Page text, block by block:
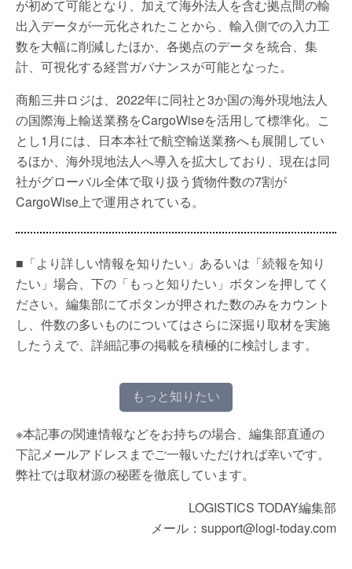
が初めて可能となり、加えて海外法人を含む拠点間の輸
出入データが一元化されたことから、輸入側での入力工
数を大幅に削減したほか、各拠点のデータを統合、集
計、可視化する経営ガバナンスが可能となった。
商船三井ロジは、2022年に同社と3か国の海外現地法人
の国際海上輸送業務をCargoWiseを活用して標準化。こ
とし1月には、日本本社で航空輸送業務へも展開してい
るほか、海外現地法人へ導入を拡大しており、現在は同
社がグローバル全体で取り扱う貨物件数の7割が
CargoWise上で運用されている。
■「より詳しい情報を知りたい」あるいは「続報を知り
たい」場合、下の「もっと知りたい」ボタンを押してく
ださい。編集部にてボタンが押された数のみをカウント
し、件数の多いものについてはさらに深掘り取材を実施
したうえで、詳細記事の掲載を積極的に検討します。
もっと知りたい
※本記事の関連情報などをお持ちの場合、編集部直通の
下記メールアドレスまでご一報いただければ幸いです。
弊社では取材源の秘匿を徹底しています。
LOGISTICS TODAY編集部
メール：support@logi-today.com